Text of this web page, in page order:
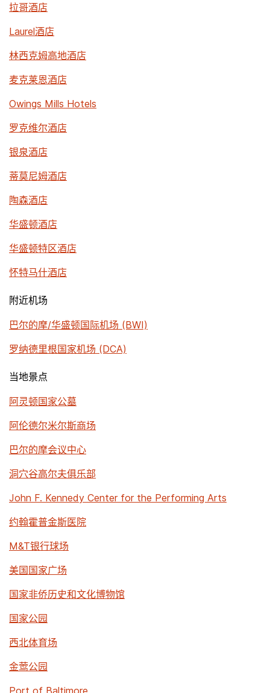
拉哥酒店
Laurel酒店
林西克姆高地酒店
麦克莱恩酒店
Owings Mills Hotels
罗克维尔酒店
银泉酒店
蒂莫尼姆酒店
陶森酒店
华盛顿酒店
华盛顿特区酒店
怀特马什酒店
附近机场
巴尔的摩/华盛顿国际机场 (BWI)
罗纳德里根国家机场 (DCA)
当地景点
阿灵顿国家公墓
阿伦德尔米尔斯商场
巴尔的摩会议中心
洞穴谷高尔夫俱乐部
John F. Kennedy Center for the Performing Arts
约翰霍普金斯医院
M&T银行球场
美国国家广场
国家非侨历史和文化博物馆
国家公园
西北体育场
金莺公园
Port of Baltimore